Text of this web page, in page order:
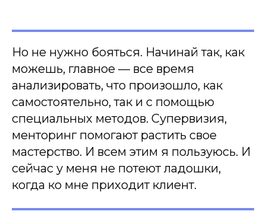
Но не нужно бояться. Начинай так, как
можешь, главное — все время
анализировать, что произошло, как
самостоятельно, так и с помощью
специальных методов. Супервизия,
менторинг помогают растить свое
мастерство. И всем этим я пользуюсь. И
сейчас у меня не потеют ладошки,
когда ко мне приходит клиент.